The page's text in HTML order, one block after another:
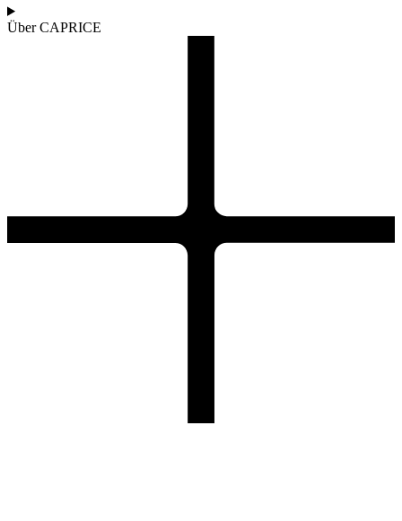
Über CAPRICE